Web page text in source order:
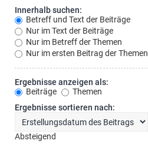
Innerhalb suchen:
Betreff und Text der Beiträge
Nur im Text der Beiträge
Nur im Betreff der Themen
Nur im ersten Beitrag der Themen
Ergebnisse anzeigen als:
Beiträge
Themen
Ergebnisse sortieren nach:
Absteigend